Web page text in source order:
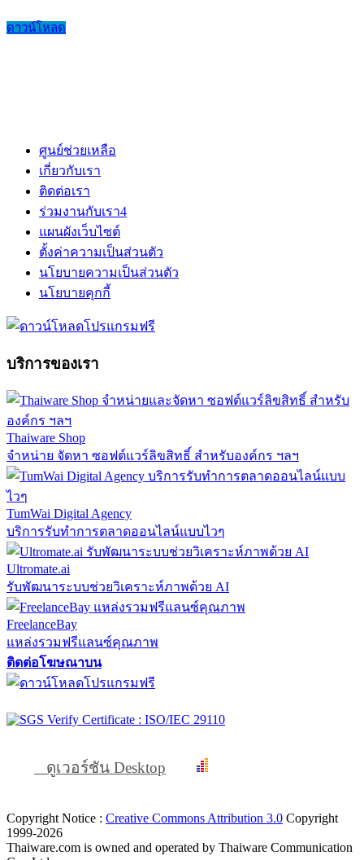
ดาวน์โหลด
ศูนย์ช่วยเหลือ
เกี่ยวกับเรา
ติดต่อเรา
ร่วมงานกับเรา4
แผนผังเว็บไซต์
ตั้งค่าความเป็นส่วนตัว
นโยบายความเป็นส่วนตัว
นโยบายคุกกี้
บริการของเรา
Thaiware Shop
จำหน่าย จัดหา ซอฟต์แวร์ลิขสิทธิ์ สำหรับองค์กร ฯลฯ
TumWai Digital Agency
บริการรับทำการตลาดออนไลน์แบบไวๆ
Ultromate.ai
รับพัฒนาระบบช่วยวิเคราะห์ภาพด้วย AI
FreelanceBay
แหล่งรวมฟรีแลนซ์คุณภาพ
ติดต่อโฆษณาบน
ดูเวอร์ชัน Desktop
Copyright Notice : Creative Commons Attribution 3.0 Copyright
1999-2026
Thaiware.com is owned and operated by Thaiware Communication